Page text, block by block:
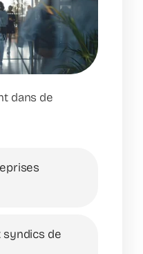
dans de
syndics de